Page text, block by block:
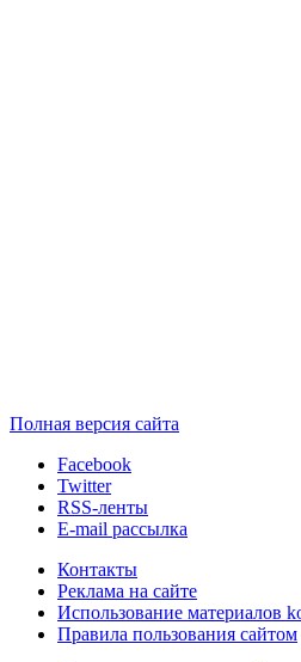
Полная версия сайта
Facebook
Twitter
RSS-ленты
E-mail рассылка
Контакты
Реклама на сайте
Использование материалов
Правила пользования сайтом